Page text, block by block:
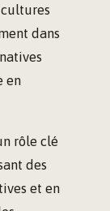
dans
en
rôle clé
des
et en